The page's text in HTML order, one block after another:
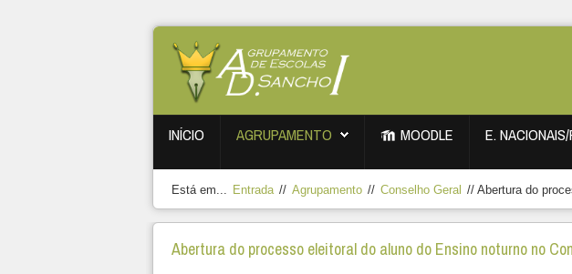
INÍCIO AGRUPAMENTO MOODLE E. NACIONAIS/
Está em... Entrada // Agrupamento // Conselho Geral // Abertura do
Abertura do processo eleitoral do aluno do Ensino noturno no